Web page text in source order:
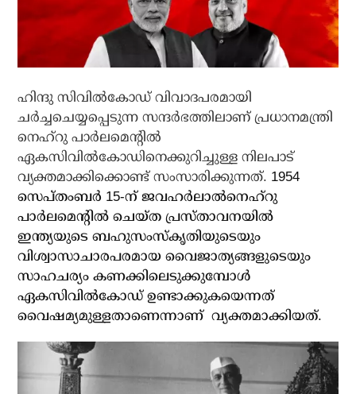
ഹിന്ദു സിവില്‍കോഡ് വിവാദപരമായി
ചര്‍ച്ചചെയ്യപ്പെടുന്ന സന്ദര്‍ഭത്തിലാണ് പ്രധാനമന്ത്രി
നെഹ്റു പാര്‍ലമെന്റില്‍
ഏകസിവില്‍കോഡിനെക്കുറിച്ചുള്ള നിലപാട്
വ്യക്തമാക്കിക്കൊണ്ട് സംസാരിക്കുന്നത്. 1954
സെപ്തംബര്‍ 15-ന് ജവഹര്‍ലാല്‍നെഹ്റു
പാര്‍ലമെന്റില്‍ ചെയ്ത പ്രസ്താവനയില്‍
ഇന്ത്യയുടെ ബഹുസംസ്‌കൃതിയുടെയും
വിശ്വാസാചാരപരമായ വൈജാത്യങ്ങളുടെയും
സാഹചര്യം കണക്കിലെടുക്കുമ്പോള്‍
ഏകസിവില്‍കോഡ് ഉണ്ടാക്കുകയെന്നത്
വൈഷമ്യമുള്ളതാണെന്നാണ് വ്യക്തമാക്കിയത്.